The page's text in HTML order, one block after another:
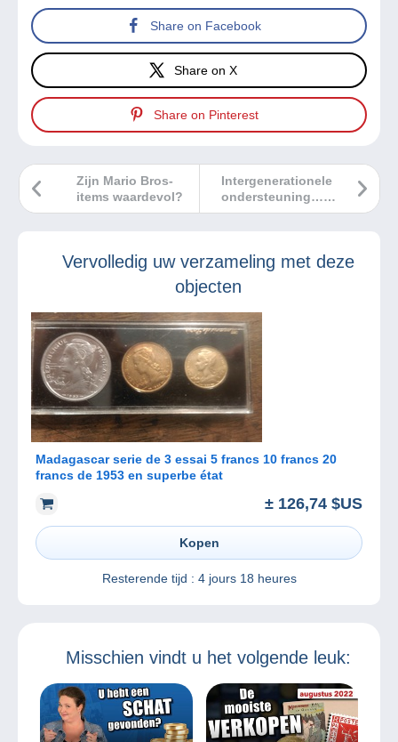
Share on Facebook
Share on X
Share on Pinterest
Intergenerationele
ondersteuning…
Omdat iedereen
Zijn Mario Bros-
items waardevol?
Vervolledig uw verzameling met deze
objecten
Madagascar serie de 3 essai 5 francs 10 francs 20
francs de 1953 en superbe état
± 126,74 $US
Kopen
Resterende tijd : 4 jours 18 heures
Misschien vindt u het volgende leuk: